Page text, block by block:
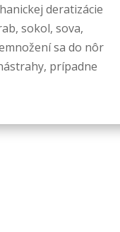
deratizácie
sokol, sova,
sa do nôr
prípadne